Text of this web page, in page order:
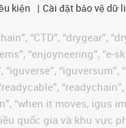
kiện Cài đặt bảo vệ dữ
“CTD”, “drygear”,
“enjoyneering”, “e-
“readychain”,
“when it moves, igus
quốc gia và khu vực